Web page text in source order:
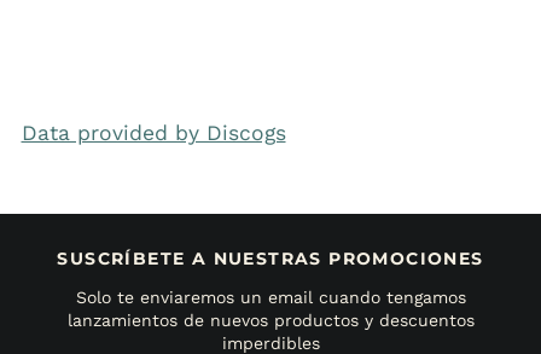
Data provided by Discogs
SUSCRÍBETE A NUESTRAS PROMOCIONES
Solo te enviaremos un email cuando tengamos
lanzamientos de nuevos productos y descuentos
imperdibles